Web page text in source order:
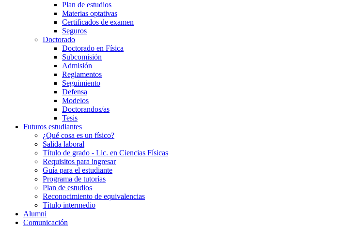
Plan de estudios
Materias optativas
Certificados de examen
Seguros
Doctorado
Doctorado en Física
Subcomisión
Admisión
Reglamentos
Seguimiento
Defensa
Modelos
Doctorandos/as
Tesis
Futuros estudiantes
¿Qué cosa es un físico?
Salida laboral
Título de grado - Lic. en Ciencias Físicas
Requisitos para ingresar
Guía para el estudiante
Programa de tutorías
Plan de estudios
Reconocimiento de equivalencias
Título intermedio
Alumni
Comunicación